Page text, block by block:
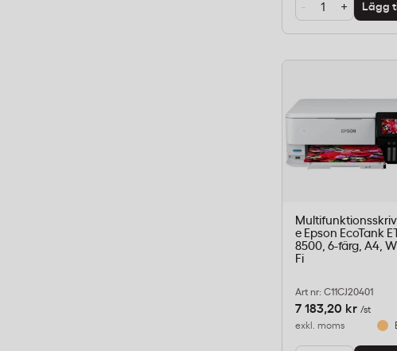
- + Lägg
e Epson EcoTank
8500, 6-färg, A4,
Fi
Art nr: C11CJ20401
7 183,20 kr /st
exkl. moms